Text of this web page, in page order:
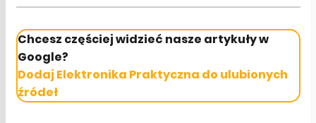
Chcesz częściej widzieć nasze artykuły w
Google?
Dodaj Elektronika Praktyczna do ulubionych
źródeł